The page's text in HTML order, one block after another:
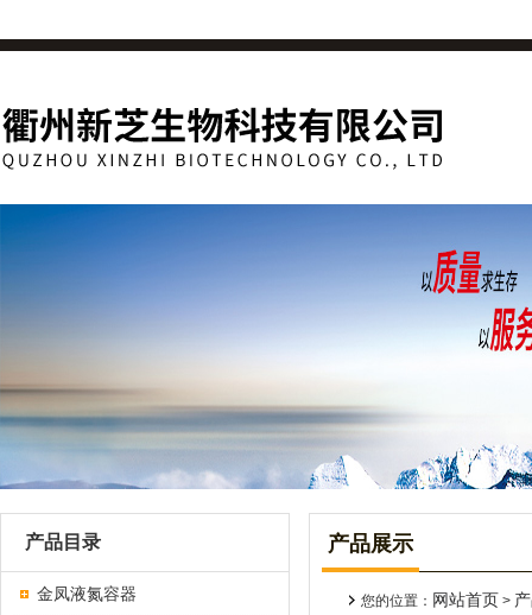
产品目录
金凤液氮容器
产品展示
您的位置： 网站首页 >